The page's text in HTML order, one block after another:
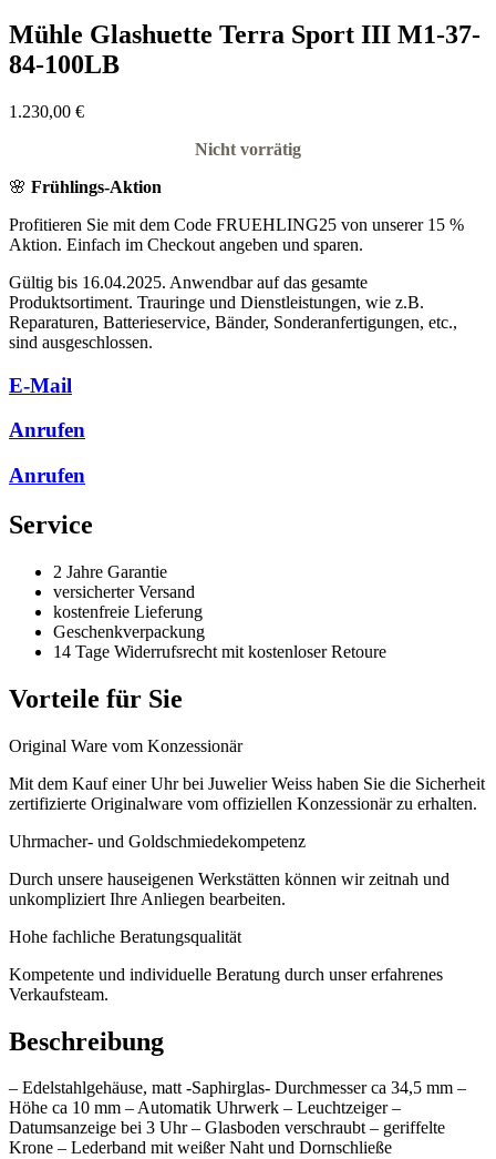
Mühle Glashuette Terra Sport III M1-37-
84-100LB
1.230,00 €
Nicht vorrätig
🌸 Frühlings-Aktion
Profitieren Sie mit dem Code FRUEHLING25 von unserer 15 %
Aktion. Einfach im Checkout angeben und sparen.
Gültig bis 16.04.2025. Anwendbar auf das gesamte
Produktsortiment. Trauringe und Dienstleistungen, wie z.B.
Reparaturen, Batterieservice, Bänder, Sonderanfertigungen, etc.,
sind ausgeschlossen.
E-Mail
Anrufen
Anrufen
Service
2 Jahre Garantie
versicherter Versand
kostenfreie Lieferung
Geschenkverpackung
14 Tage Widerrufsrecht mit kostenloser Retoure
Vorteile für Sie
Original Ware vom Konzessionär
Mit dem Kauf einer Uhr bei Juwelier Weiss haben Sie die Sicherheit
zertifizierte Originalware vom offiziellen Konzessionär zu erhalten.
Uhrmacher- und Goldschmiedekompetenz
Durch unsere hauseigenen Werkstätten können wir zeitnah und
unkompliziert Ihre Anliegen bearbeiten.
Hohe fachliche Beratungsqualität
Kompetente und individuelle Beratung durch unser erfahrenes
Verkaufsteam.
Beschreibung
– Edelstahlgehäuse, matt -Saphirglas- Durchmesser ca 34,5 mm –
Höhe ca 10 mm – Automatik Uhrwerk – Leuchtzeiger –
Datumsanzeige bei 3 Uhr – Glasboden verschraubt – geriffelte
Krone – Lederband mit weißer Naht und Dornschließe